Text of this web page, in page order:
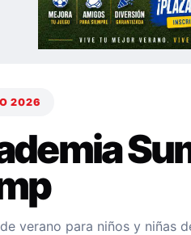
2026
verano para niños y niñas